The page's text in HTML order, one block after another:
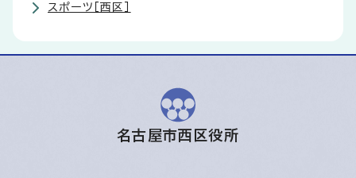
スポーツ［西区］
名古屋市西区役所